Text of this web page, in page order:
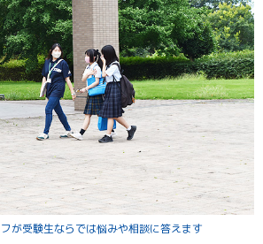
が受験生ならでは悩みや相談に答えます